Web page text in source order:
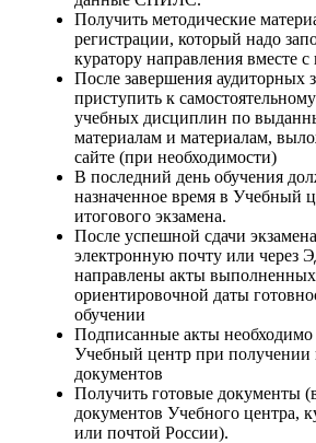
Получить методические
регистрации, который надо
куратору направления вместе
После завершения аудиторных
приступить к
учебных дисциплин по
материалам и материалам,
сайте (при необходимости)
В последний день обучения
назначенное время в Учебный
итогового экзамена.
После успешной сдачи
электронную почту или через
направлены акты выполненных
ориентировочной даты
обучении
Подписанные акты необходимо
Учебный центр при получении
документов
Получить готовые документы
документов Учебного центра,
или почтой России).